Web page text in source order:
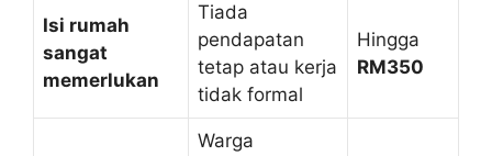
Isi rumah
sangat
memerlukan
Tiada
pendapatan
tetap atau kerja
tidak formal
Hingga
RM350
Warga